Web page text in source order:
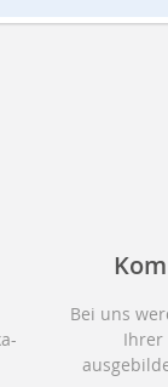
Bei uns
Ihrer